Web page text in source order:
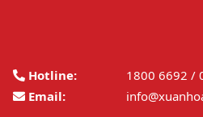
Hotline:
1800 6692 /
Email: